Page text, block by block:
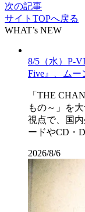
次の記事
サイトTOPへ戻る
WHAT’s NEW
8/5（水）P-
Five』、ムー
「THE
もの～」を
視点で、国
ードやCD
2026/8/6